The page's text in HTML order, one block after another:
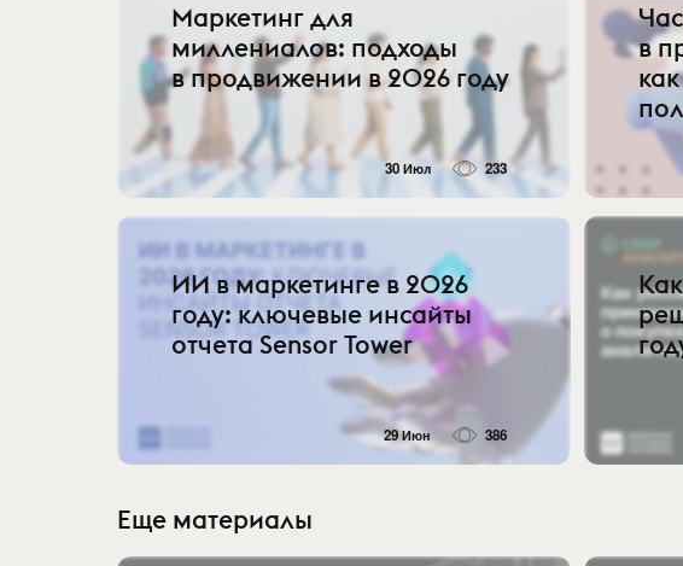
Маркетинг для
миллениалов: подходы
в продвижении в 2026 году
30 Июл 233
в
ИИ в маркетинге в 2026
году: ключевые инсайты
отчета Sensor Tower
29 Июн 386
Еще материалы